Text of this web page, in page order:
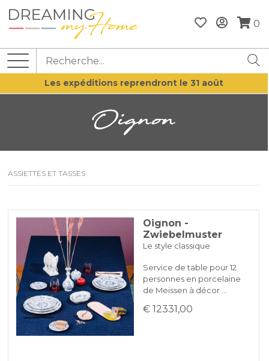
0
Les expéditions reprendront le 31 août
Oignon
ASSIETTES ET TASSES
Oignon -
Zwiebelmuster
Le style classique
Service de table pour 12
personnes en porcelaine
de Meissen à décor …
€ 12331,00